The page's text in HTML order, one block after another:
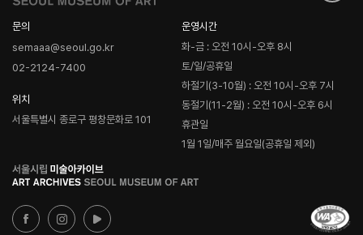
문의
semaaa@seoul.go.kr
02-2124-7400
위치
서울특별시 종로구 평창문화로 101
운영시간
화-금 : 오전 10시-오후 8시
토/일/공휴일
하절기(3-10월) : 오전 10시-오후 7시
동절기(11-2월) : 오전 10시-오후 6시
휴관일
1월 1일/매주 월요일(공휴일 제외)
로
고